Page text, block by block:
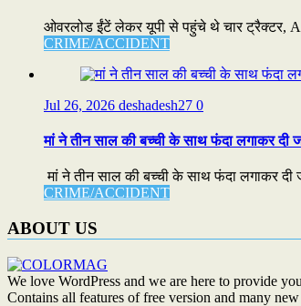
ओवरलोड ईंटें लेकर यूपी से पहुंचे थे चार ट्रैक्टर,
CRIME/ACCIDENT
Jul 26, 2026 deshadesh27 0
मां ने तीन साल की बच्ची के साथ फंदा लगाकर दी
मां ने तीन साल की बच्ची के साथ फंदा लगाकर
CRIME/ACCIDENT
ABOUT US
We love WordPress and we are here to provide
Contains all features of free version and many